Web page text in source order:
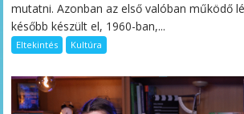
mutatni. Azonban az első valóban működő
később készült el, 1960-ban,...
Eltekintés Kultúra